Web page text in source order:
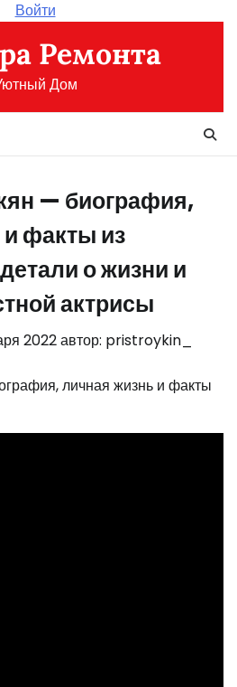
Войти
Ремонта
Дом
— биография,
факты из
о жизни и
актрисы
2022автор: pristroykin_